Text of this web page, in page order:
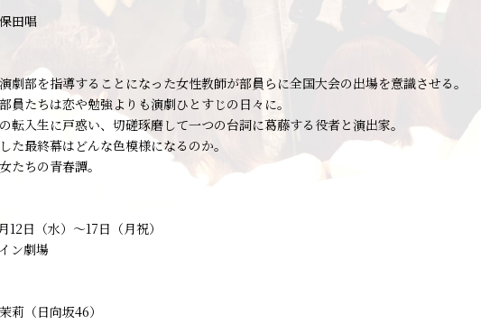
田唱
劇部を指導することになった女性教師が部員らに全国大会の出場を意識させる。
員たちは恋や勉強よりも演劇ひとすじの日々に。
転入生に戸惑い、切磋琢磨して一つの台詞に葛藤する役者と演出家。
た最終幕はどんな色模様になるのか。
たちの青春譚。
12日（水）～17日（月祝）
ン劇場
莉（日向坂46）